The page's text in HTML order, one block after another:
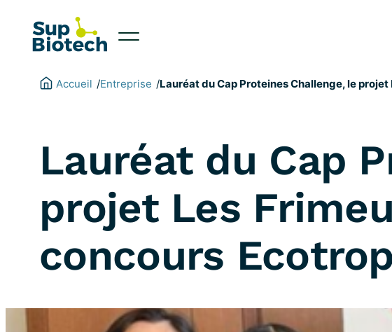
contenu
Accueil /Entreprise /Lauréat du Cap Proteines Challenge, le
Lauréat du Cap
projet Les
concours